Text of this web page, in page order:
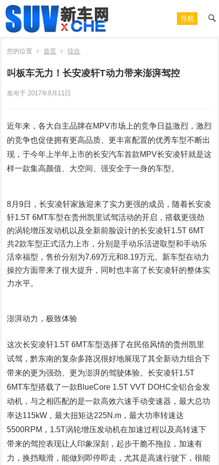
导航
您的位置 首页 综合
叫板车无力！长安凌轩T动力带来澎湃驾控
发布于 2017年8月11日
近年来，各大自主品牌在MPV市场上的竞争日益激烈，激烈
的竞争也促使拥有更高品质、更丰富配置的优秀车型不断出
现，于今年上半年上市的长安汽车首款MPV长安凌轩就是这
样一款集高颜值、大空间、强安全于一身的车型。
8月9日，长安凌轩家族迎来了实力更强的成员，随着长安凌
轩1.5T 6MT车型在贵州凯里试驾活动的开启，搭载更强劲
的涡轮增压发动机以及全新前脸设计的长安凌轩1.5T 6MT
共2款车型正式活力上市，分别是手动乐活进取型和手动乐
活幸福型，售价分别为7.69万元和8.19万元。新车型在动力
操控方面带来了很大提升，同时也丰富了长安凌轩的整体实
力水平。
澎湃动力，极致体验
这次长安凌轩1.5T 6MT车型选择了在民俗风情的贵州凯里
试驾，黔东南的复杂多路况很好地展现了其全新动力组合下
带来的更为强劲、更为澎湃的驾驶体验。长安凌轩1.5T
6MT车型搭载了一款BlueCore 1.5T VVT DOHC全铝合金发
动机，与之相匹配的是一款高效六速手动变速器，最大总功
率达115kW，最大扭矩达225N.m，最大功率转速达
5500RPM，1.5T涡轮增压发动机在加速过程以及高转速下
带来的驾控表现让人印象深刻，起步干脆不拖拉，加速有
力，换挡顺滑，能做到即停即走，尤其是高速行驶下，很能